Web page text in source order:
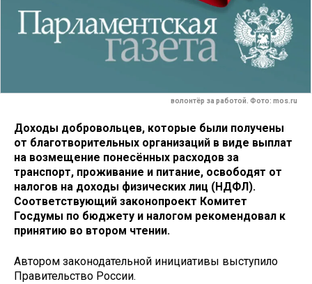
волонтёр за работой. Фото: mos.ru
Доходы добровольцев, которые были получены
от благотворительных организаций в виде выплат
на возмещение понесённых расходов за
транспорт, проживание и питание, освободят от
налогов на доходы физических лиц (НДФЛ).
Соответствующий законопроект Комитет
Госдумы по бюджету и налогом рекомендовал к
принятию во втором чтении.
Автором законодательной инициативы выступило
Правительство России.